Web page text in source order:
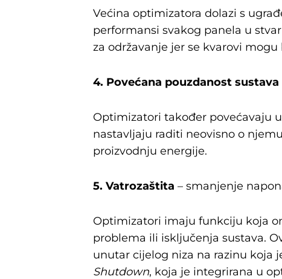
Većina optimizatora dolazi s
performansi svakog panela u
za održavanje jer se kvarovi
4. Povećana pouzdanost sustava
Optimizatori također povećavaju
nastavljaju raditi neovisno o
proizvodnju energije.
5. Vatrozaštita – smanjenje
Optimizatori imaju funkciju koja
problema ili isključenja sustava.
unutar cijelog niza na razinu koja
Shutdown, koja je integrirana u